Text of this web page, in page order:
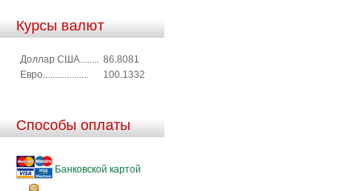
Курсы валют
Доллар США........ 86.8081
Евро...................
100.1332
Способы оплаты
Банковской картой